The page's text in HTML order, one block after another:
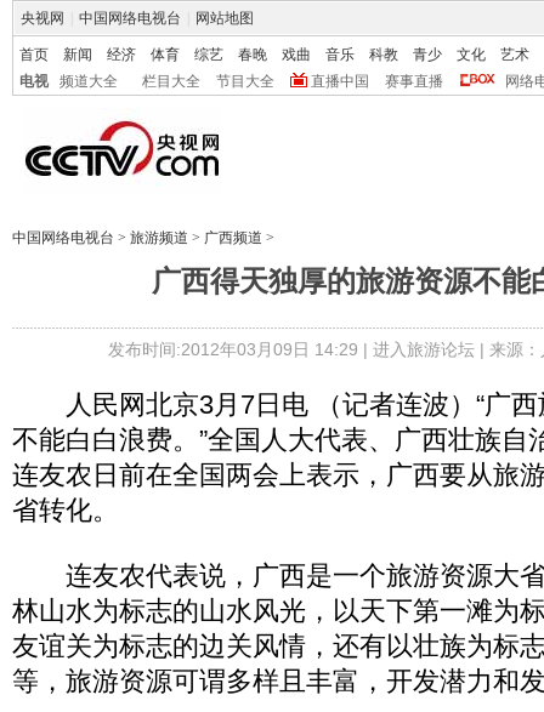
央视网 中国网络电视台 网站地图
首页 新闻 经济 体育 综艺 春晚 戏曲 音乐 科教 青少 文化
艺术
电视
频道大全 栏目大全 节目大全 直播中国 赛事直播 网络
中国网络电视台 > 旅游频道 > 广西频道 >
广西得天独厚的旅游资源不能
发布时间:2012年03月09日 14:29 | 进入旅游论坛| 来源
人民网北京3月7日电 （记者连波）“广西
不能白白浪费。”全国人大代表、广西壮族自
连友农日前在全国两会上表示，广西要从旅
省转化。
连友农代表说，广西是一个旅游资源大
林山水为标志的山水风光，以天下第一滩为
友谊关为标志的边关风情，还有以壮族为标
等，旅游资源可谓多样且丰富，开发潜力和